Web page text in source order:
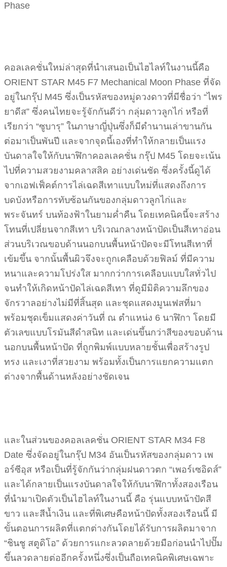
Phase
คอลเลคชั่นใหม่ล่าสุดที่นำเสนอเป็นไฮไลท์ในงานนี้คือ
ORIENT STAR M45 F7 Mechanical Moon Phase ที่จัด
อยู่ในกรุ๊ป M45 ซึ่งเป็นรหัสของหมู่ดวงดาวที่มีชื่อว่า “ไพร
ยาดีส” ซึ่งคนไทยจะรู้จักกันดีว่า กลุ่มดาวลูกไก่ หรือที่
เรียกว่า “ซูบารุ” ในภาษาญี่ปุ่นซึ่งก็มีตำนานเล่าขานกัน
ต่อมาเป็นพันปี และจากจุดนี้เองที่ทำให้กลายเป็นแรง
บันดาลใจให้กับนาฬิกาคอลเลคชั่น กรุ๊ป M45 โดยจะเน้น
ไปที่ความสวยงามคลาสสิค อย่างเด่นชัด ซึ่งครั้งนี้ดูได้
จากเอฟเฟ็คต์การไล่เฉดสีเทาแบบใหม่ที่แสดงถึงการ
บดบังหรือการทับซ้อนกันของกลุ่มดาวลูกไก่และ
พระจันทร์ บนท้องฟ้าในยามค่ำคืน โดยเทคนิคนี้จะสร้าง
โทนที่เปลี่ยนจากสีเทา บริเวณกลางหน้าปัดเป็นสีเทาอ่อน
ส่วนบริเวณขอบด้านนอกบนพื้นหน้าปัดจะมีโทนสีเทาที่
เข้มขึ้น จากนั้นพื้นผิวจึงจะถูกเคลือบด้วยฟิลม์ ที่มีความ
หนาและความโปร่งใส มากกว่าการเคลือบแบบใสทั่วไป
จนทำให้เกิดหน้าปัดไล่เฉดสีเทา ที่ดูมีมิติความลึกของ
จักรวาลอย่างไม่มีที่สิ้นสุด และชุดแสดงมูนเฟสที่มา
พร้อมชุดเข็มแสดงค่าวันที่ ณ ตำแหน่ง 6 นาฬิกา โดยมี
ตัวเลขแบบโรมันสีดำสนิท และเด่นขึ้นกว่าสีของขอบด้าน
นอกบนพื้นหน้าปัด ที่ถูกพิมพ์แบบหลายชั้นเพื่อสร้างรูป
ทรง และเงาที่สวยงาม พร้อมทั้งเป็นการแยกความแตก
ต่างจากพื้นด้านหลังอย่างชัดเจน
และในส่วนของคอลเลคชั่น ORIENT STAR M34 F8
Date ซึ่งจัดอยู่ในกรุ๊ป M34 อันเป็นรหัสของกลุ่มดาว เพ
อร์ซีอุส หรือเป็นที่รู้จักกันว่ากลุ่มฝนดาวตก “เพอร์เซอิดส์”
และได้กลายเป็นแรงบันดาลใจให้กับนาฬิกาทั้งสองเรือน
ที่นำมาเปิดตัวเป็นไฮไลท์ในงานนี้ คือ รุ่นแบบหน้าปัดสี
ขาว และสีน้ำเงิน และที่พิเศษคือหน้าปัดทั้งสองเรือนนี้ มี
ขั้นตอนการผลิตที่แตกต่างกันโดยได้รับการผลิตมาจาก
“ชินชู สตูดิโอ” ด้วยการแกะลวดลายด้วยมือก่อนนำไปปั๊ม
ขึ้นลวดลายต่ออีกครั้งหนึ่งซึ่งเป็นถือเทคนิคพิเศษเฉพาะ